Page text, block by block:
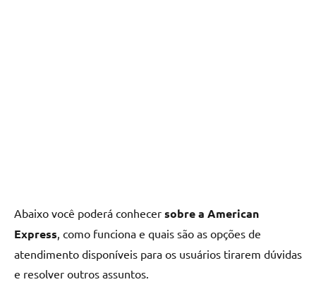
Abaixo você poderá conhecer sobre a American
Express, como funciona e quais são as opções de
atendimento disponíveis para os usuários tirarem dúvidas
e resolver outros assuntos.